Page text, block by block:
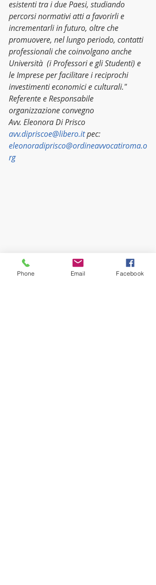
esistenti tra i due Paesi, studiando
percorsi normativi atti a favorirli e
incrementarli in futuro, oltre che
promuovere, nel lungo periodo, contatti
professionali che coinvolgano anche
Università  (i Professori e gli Studenti) e
le Imprese per facilitare i reciprochi
investimenti economici e culturali."
Referente e Responsabile
organizzazione convegno
Avv. Eleonora Di Prisco
avv.dipriscoe@libero.it pec:
eleonoradiprisco@ordineavvocatiroma.o
rg
Phone Email Facebook